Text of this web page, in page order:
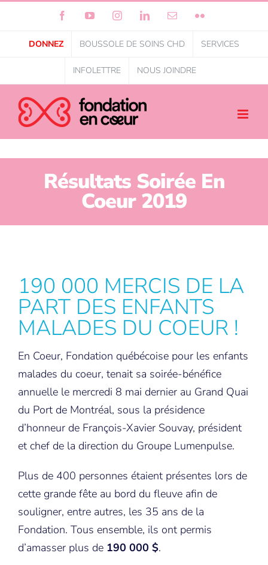
FacebookYouTubeInstagramLinkedInCourrielFlickr
DONNEZ BOUSSOLE DE SOINS CHD SERVICES
INFOLETTRE NOUS JOINDRE
Résultats Soirée En
Coeur 2019
190 000 MERCIS DE LA
PART DES ENFANTS
MALADES DU COEUR !
En Coeur, Fondation québécoise pour les enfants
malades du coeur, tenait sa soirée-bénéfice
annuelle le mercredi 8 mai dernier au Grand Quai
du Port de Montréal, sous la présidence
d’honneur de François-Xavier Souvay, président
et chef de la direction du Groupe Lumenpulse.
Plus de 400 personnes étaient présentes lors de
cette grande fête au bord du fleuve afin de
souligner, entre autres, les 35 ans de la
Fondation. Tous ensemble, ils ont permis
d’amasser plus de 190 000 $.